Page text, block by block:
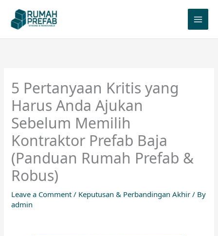
content
5 Pertanyaan Kritis yang
Harus Anda Ajukan
Sebelum Memilih
Kontraktor Prefab Baja
(Panduan Rumah Prefab &
Robus)
Leave a Comment / Keputusan & Perbandingan Akhir / By
admin